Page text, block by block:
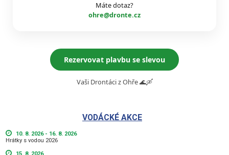
Máte dotaz?
ohre@dronte.cz
Rezervovat plavbu se slevou
Vaši Drontáci z Ohře 🌊🛶
VODÁCKÉ AKCE
10. 8. 2026 - 16. 8. 2026
Hrátky s vodou 2026
15. 8. 2026